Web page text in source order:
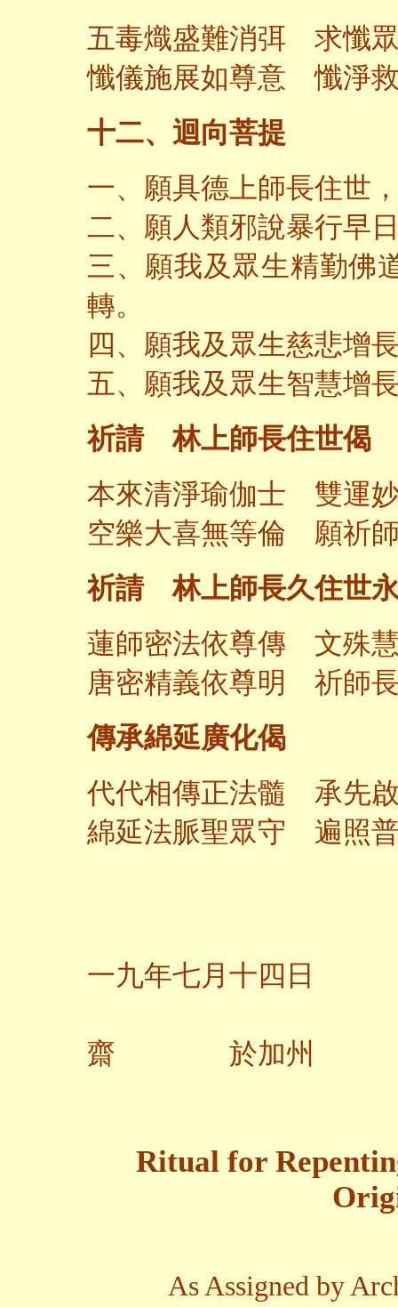
五毒熾盛難消弭 求懺
懺儀施展如尊意 懺淨
十二、迴向菩提
一、願具德上師長住世
二、願人類邪說暴行早
三、願我及眾生精勤佛
轉。
四、願我及眾生慈悲增
五、願我及眾生智慧增
祈請 林上師長住世偈
本來清淨瑜伽士 雙運
空樂大喜無等倫 願祈
祈請 林上師長久住世
蓮師密法依尊傳 文殊
唐密精義依尊明 祈師
傳承綿延廣化偈
代代相傳正法髓 承先
綿延法脈聖眾守 遍照
一九年七月十四日
齋 於加州
Ritual for
As Assigned by